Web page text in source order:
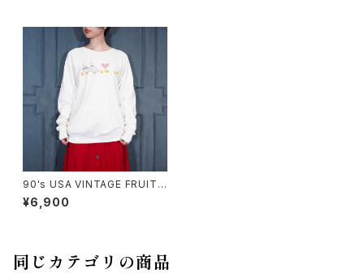
90's USA VINTAGE FRUIT
OF THE LOOM DUCK EMBR
OIDERY CROSS STITCH DE
¥6,900
同じカテゴリの商品